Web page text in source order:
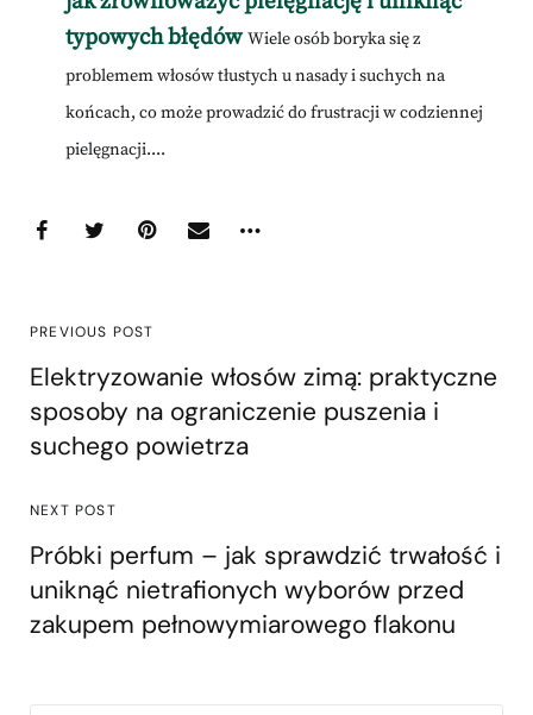
typowych błędów Wiele osób boryka się z
problemem włosów tłustych u nasady i suchych na
końcach, co może prowadzić do frustracji w codziennej
pielęgnacji....
PREVIOUS POST
Elektryzowanie włosów zimą: praktyczne
sposoby na ograniczenie puszenia i
suchego powietrza
NEXT POST
Próbki perfum – jak sprawdzić trwałość i
uniknąć nietrafionych wyborów przed
zakupem pełnowymiarowego flakonu